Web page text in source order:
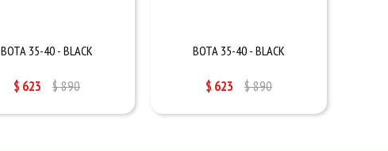
BOTA 35-40 - BLACK
$ 623 $890
BOTA 35-40 - BLACK
$ 623 $890